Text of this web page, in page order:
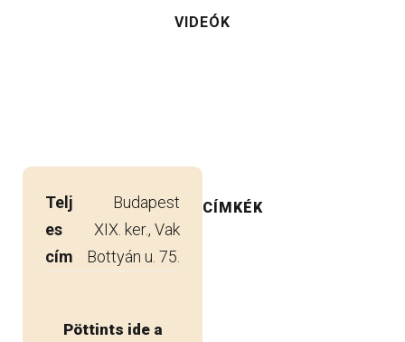
VIDEÓK
Telj
es
cím
Budapest
XIX. ker., Vak
Bottyán u. 75.
Pöttints ide a
CÍMKÉK